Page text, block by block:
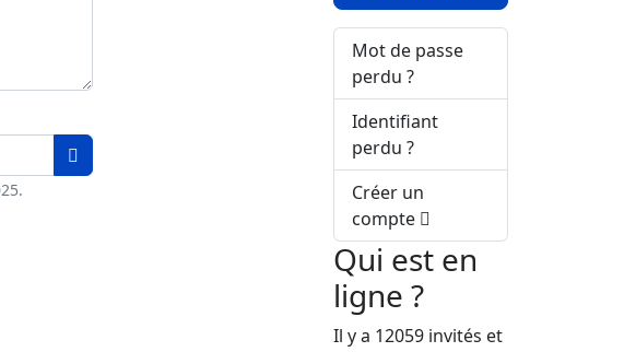
Ouvrir le calendrier
Mot de passe
perdu ?
Identifiant
perdu ?
Créer un
compte
Qui est en
ligne ?
Il y a 12059 invités et